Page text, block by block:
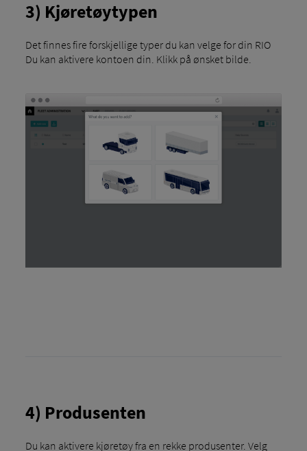
3) Kjøretøytypen
Det finnes fire forskjellige typer du kan velge for din RIO
Du kan aktivere kontoen din. Klikk på ønsket bilde.
4) Produsenten
Du kan aktivere kjøretøy fra en rekke produsenter. Velg